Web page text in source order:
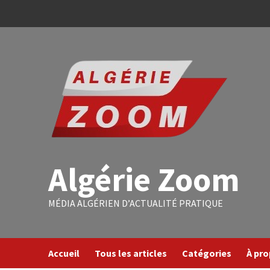
Algérie Zoom
MÉDIA ALGÉRIEN D’ACTUALITÉ PRATIQUE
Accueil Tous les articles Catégories À